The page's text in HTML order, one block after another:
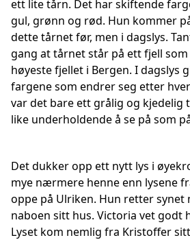
ett lite tårn. Det har skiftende
gul, grønn og rød. Hun kommer
dette tårnet før, men i dagslys.
gang at tårnet står på ett fjell
høyeste fjellet i Bergen. I dagslys
fargene som endrer seg etter
var det bare ett grålig og kjedelig
like underholdende å se på som
Det dukker opp ett nytt lys i
mye nærmere henne enn lysene
oppe på Ulriken. Hun retter synet
naboen sitt hus. Victoria vet godt
Lyset kom nemlig fra Kristoffer